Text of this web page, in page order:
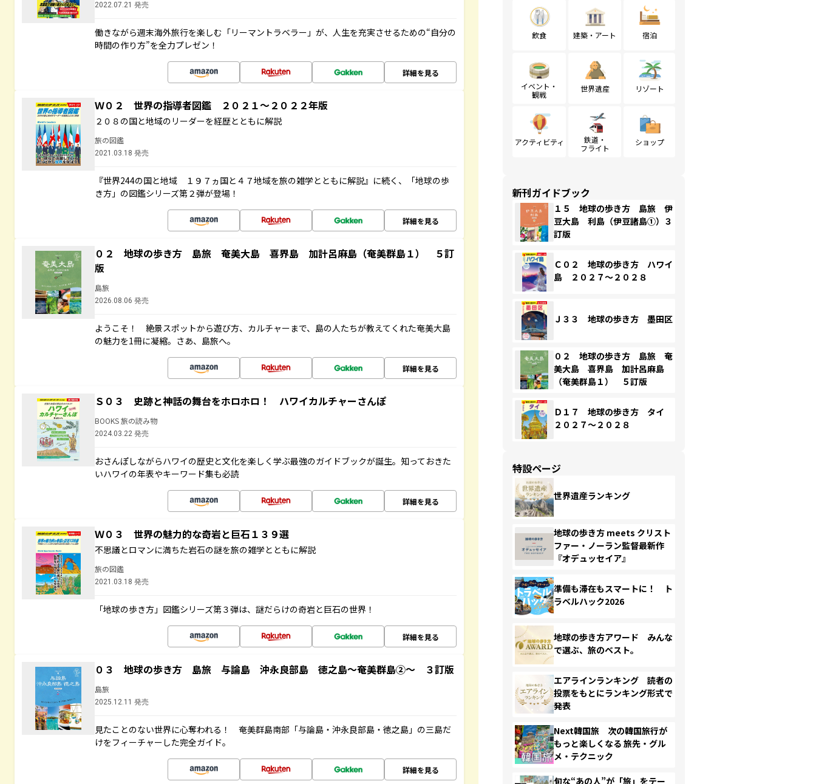
2022.07.21 発売
働きながら週末海外旅行を楽しむ「リーマントラベラー」が、人生を充実させるための“自分の
時間の作り方”を全力プレゼン！
詳細を見る
Ｗ０２ 世界の指導者図鑑 ２０２１～２０２２年版
２０８の国と地域のリーダーを経歴とともに解説
旅の図鑑
2021.03.18 発売
『世界244の国と地域 １９７ヵ国と４７地域を旅の雑学とともに解説』に続く、「地球の歩
き方」の図鑑シリーズ第２弾が登場！
詳細を見る
０２ 地球の歩き方 島旅 奄美大島 喜界島 加計呂麻島（奄美群島１） ５訂
版
島旅
2026.08.06 発売
ようこそ！ 絶景スポットから遊び方、カルチャーまで、島の人たちが教えてくれた奄美大島
の魅力を1冊に凝縮。さあ、島旅へ。
詳細を見る
Ｓ０３ 史跡と神話の舞台をホロホロ！ ハワイカルチャーさんぽ
BOOKS 旅の読み物
2024.03.22 発売
おさんぽしながらハワイの歴史と文化を楽しく学ぶ最強のガイドブックが誕生。知っておきた
いハワイの年表やキーワード集も必読
詳細を見る
Ｗ０３ 世界の魅力的な奇岩と巨石１３９選
不思議とロマンに満ちた岩石の謎を旅の雑学とともに解説
旅の図鑑
2021.03.18 発売
「地球の歩き方」図鑑シリーズ第３弾は、謎だらけの奇岩と巨石の世界！
詳細を見る
０３ 地球の歩き方 島旅 与論島 沖永良部島 徳之島～奄美群島②～ ３訂版
島旅
2025.12.11 発売
見たことのない世界に心奪われる！ 奄美群島南部「与論島・沖永良部島・徳之島」の三島だ
けをフィーチャーした完全ガイド。
詳細を見る
飲食 建築・アート 宿泊
イベント・
観戦
世界遺産 リゾート
アクティビティ
鉄道・
フライト
ショップ
新刊ガイドブック
１５ 地球の歩き方 島旅 伊
豆大島 利島（伊豆諸島①）３
訂版
Ｃ０２ 地球の歩き方 ハワイ
島 ２０２７～２０２８
Ｊ３３ 地球の歩き方 墨田区
０２ 地球の歩き方 島旅 奄
美大島 喜界島 加計呂麻島
（奄美群島１） ５訂版
Ｄ１７ 地球の歩き方 タイ
２０２７～２０２８
特設ページ
世界遺産ランキング
地球の歩き方 meets クリスト
ファー・ノーラン監督最新作
『オデュッセイア』
準備も滞在もスマートに！ ト
ラベルハック2026
地球の歩き方アワード みんな
で選ぶ、旅のベスト。
エアラインランキング 読者の
投票をもとにランキング形式で
発表
Next韓国旅 次の韓国旅行が
もっと楽しくなる 旅先・グル
メ・テクニック
旬な“あの人”が「旅」をテー